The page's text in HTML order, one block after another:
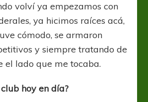
volví ya empezamos con
ya hicimos raíces acá,
cómodo, se armaron
y siempre tratando de
el lado que me tocaba.
hoy en día?